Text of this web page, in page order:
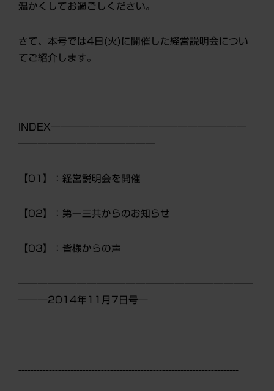
温かくしてお過ごしください。
さて、本号では4日(火)に開催した経営説明会につい
てご紹介します。
INDEX────────────────────
──────────────
【01】：経営説明会を開催
【02】：第一三共からのお知らせ
【03】：皆様からの声
────────────────────────
───2014年11月7日号─
------------------------------------------------------------------------